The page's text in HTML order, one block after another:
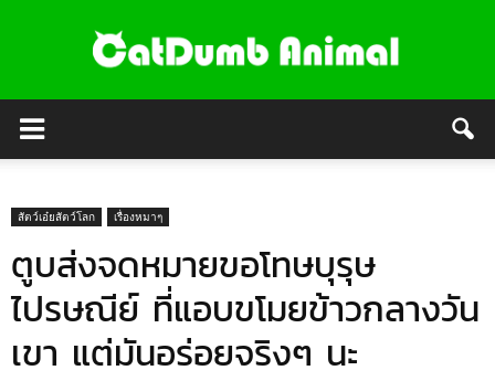
สัตว์เอ๋ยสัตว์โลก เรื่องหมาๆ
ตูบส่งจดหมายขอโทษบุรุษ
ไปรษณีย์ ที่แอบขโมยข้าวกลางวัน
เขา แต่มันอร่อยจริงๆ นะ